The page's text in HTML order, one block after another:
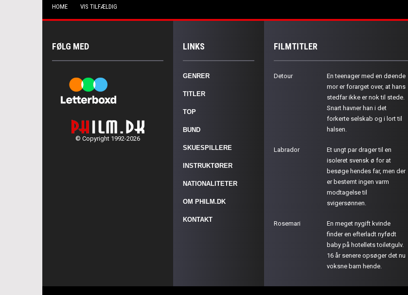
HOME VIS TILFÆLDIG
FØLG MED
© Copyright 1992-2026
LINKS
GENRER
TITLER
TOP
BUND
SKUESPILLERE
INSTRUKTØRER
NATIONALITETER
OM PHILM.DK
KONTAKT
FILMTITLER
Detour
En teenager med en døende
mor er forarget over, at hans
stedfar ikke er nok til stede.
Snart havner han i det
forkerte selskab og i lort til
halsen.
Labrador
Et ungt par drager til en
isoleret svensk ø for at
besøge hendes far, men der
er bestemt ingen varm
modtagelse til
svigersønnen.
Rosemari
En meget nygift kvinde
finder en efterladt nyfødt
baby på hotellets toiletgulv.
16 år senere opsøger det nu
voksne barn hende.